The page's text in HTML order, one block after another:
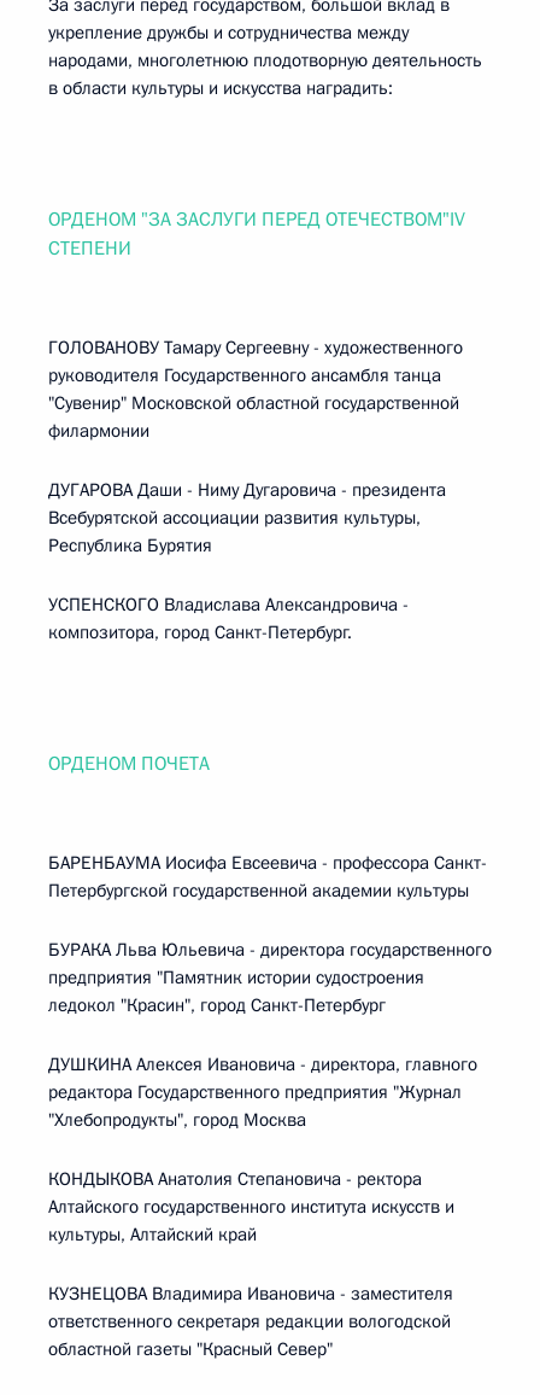
За заслуги перед государством, большой вклад в
укрепление дружбы и сотрудничества между
народами, многолетнюю плодотворную деятельность
в области культуры и искусства наградить:
ОРДЕНОМ "ЗА ЗАСЛУГИ ПЕРЕД ОТЕЧЕСТВОМ"IV
СТЕПЕНИ
ГОЛОВАНОВУ Тамару Сергеевну - художественного
руководителя Государственного ансамбля танца
"Сувенир" Московской областной государственной
филармонии
ДУГАРОВА Даши - Ниму Дугаровича - президента
Всебурятской ассоциации развития культуры,
Республика Бурятия
УСПЕНСКОГО Владислава Александровича -
композитора, город Санкт-Петербург.
ОРДЕНОМ ПОЧЕТА
БАРЕНБАУМА Иосифа Евсеевича - профессора Санкт-
Петербургской государственной академии культуры
БУРАКА Льва Юльевича - директора государственного
предприятия "Памятник истории судостроения
ледокол "Красин", город Санкт-Петербург
ДУШКИНА Алексея Ивановича - директора, главного
редактора Государственного предприятия "Журнал
"Хлебопродукты", город Москва
КОНДЫКОВА Анатолия Степановича - ректора
Алтайского государственного института искусств и
культуры, Алтайский край
КУЗНЕЦОВА Владимира Ивановича - заместителя
ответственного секретаря редакции вологодской
областной газеты "Красный Север"